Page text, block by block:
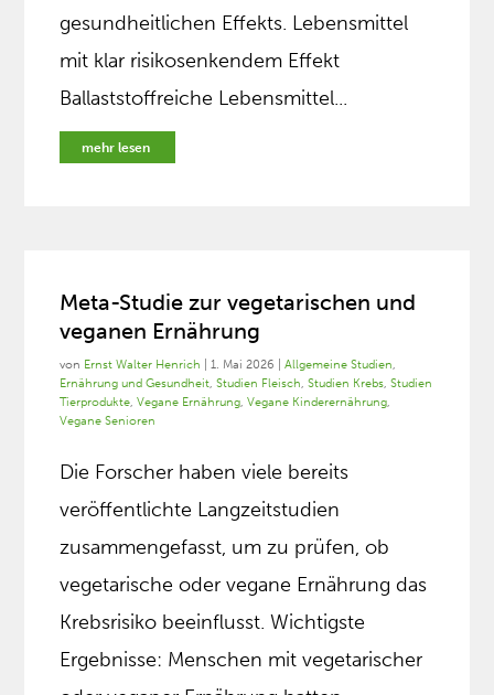
gesundheitlichen Effekts. Lebensmittel
mit klar risikosenkendem Effekt
Ballaststoffreiche Lebensmittel...
mehr lesen
Meta-Studie zur vegetarischen und
veganen Ernährung
von Ernst Walter Henrich |1. Mai 2026 |Allgemeine Studien,
Ernährung und Gesundheit,Studien Fleisch,Studien Krebs,Studien
Tierprodukte,Vegane Ernährung,Vegane Kinderernährung,
Vegane Senioren
Die Forscher haben viele bereits
veröffentlichte Langzeitstudien
zusammengefasst, um zu prüfen, ob
vegetarische oder vegane Ernährung das
Krebsrisiko beeinflusst. Wichtigste
Ergebnisse: Menschen mit vegetarischer